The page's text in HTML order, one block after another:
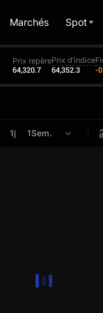
Marchés Spot
Prix repère
64,320.7
Prix d’indice
64,352.3 -
1j 1Sem.